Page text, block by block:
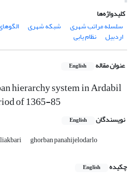
کلیدواژه‌ها
سلسله مراتب شهری
شبکه شهری
اردبیل نظام یابی
عنوان مقاله English
hierarchy system in Ardabil
of 1365-85
نویسندگان English
ghorban panahijelodarlo
چکیده
English